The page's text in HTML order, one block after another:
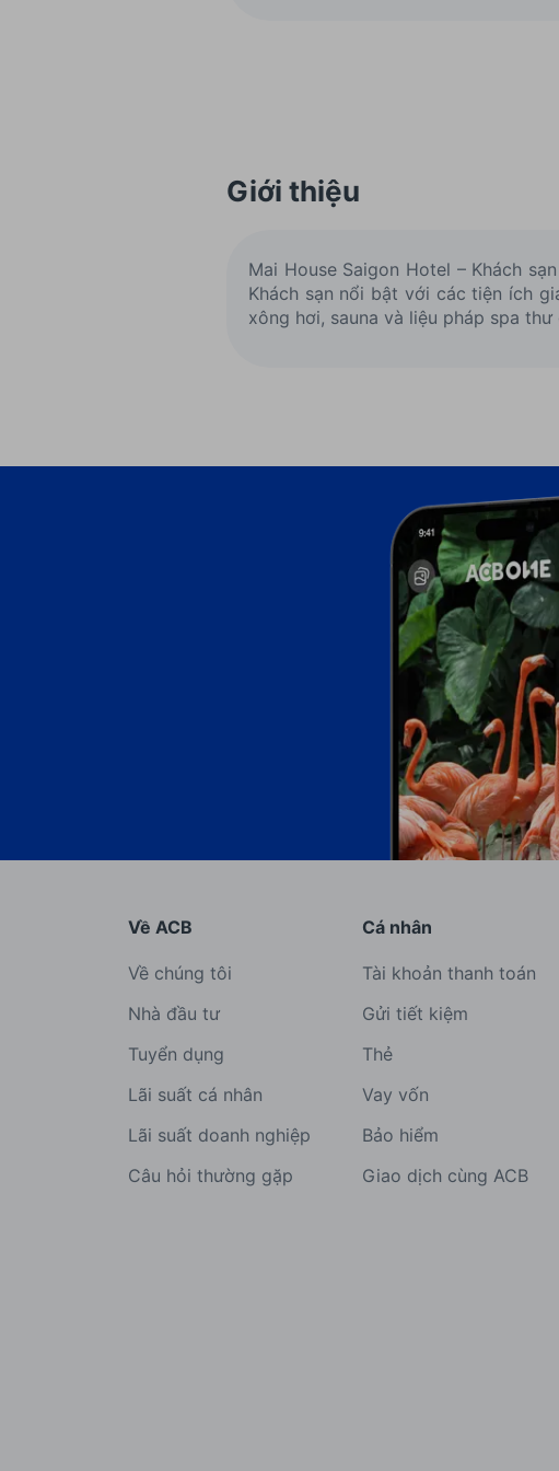
Giới thiệu
Mai House Saigon Hotel – Khách
Khách sạn nổi bật với các tiện ích
xông hơi, sauna và liệu pháp spa
Về ACB
Về chúng tôi
Nhà đầu tư
Tuyển dụng
Lãi suất cá nhân
Lãi suất doanh nghiệp
Câu hỏi thường gặp
Cá nhân
Tài khoản thanh toán
Gửi tiết kiệm
Thẻ
Vay vốn
Bảo hiểm
Giao dịch cùng ACB